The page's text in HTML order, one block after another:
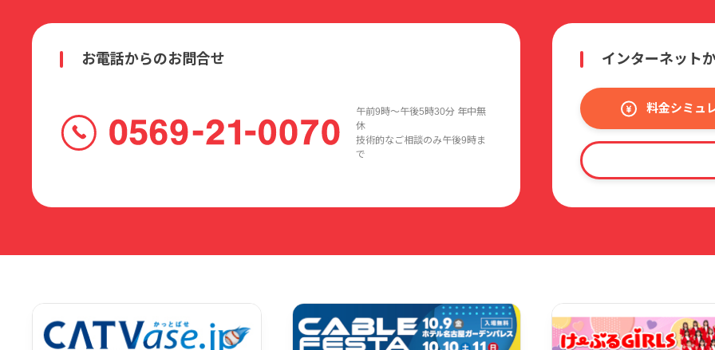
お電話からのお問合せ
午前9時〜午後5時30分 年中無
休
技術的なご相談のみ午後9時ま
で
インターネット
料金シミュ